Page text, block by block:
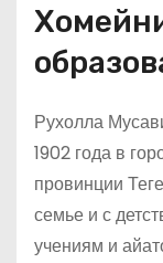
Рухолла
1902 года в
провинции
семье и с
учениям и